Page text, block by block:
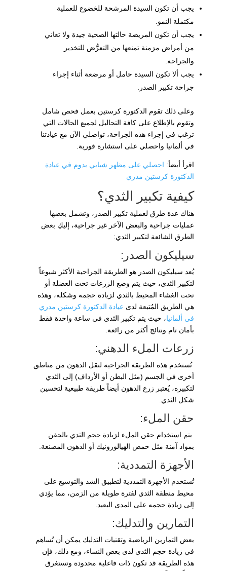
يجب أن تكون السيدة المرشحة للخضوع للعملية
مكتملة النمو.
يجب أن تكون المريضة حالتها الصحية جيدة ولا تعاني
من أمراض مزمنة تمنعها من التعرُّض للتخدير
والجراحة.
يجب ألا تكون السيدة حامل أو مرضعة أثناء إجراء
جراحة تكبير الصدر.
وعلى ذلك تقوم الدكتورة كرستين بعمل فحص شامل
وتقوم بالإطلاع على كافة التحاليل لجميع الحالات التي
ترغب في إجراء هذه الجراحة، تواصلي الآن مع عيادتنا
في ألمانيا واحصلي على استشارة فورية.
اقرأ أيضأ: احصلي على مظهر شبابي يدوم في عيادة
الدكتورة كرستين مدري
كيفية تكبير الثدي؟
هناك عدة طرق لعملية تكبير الصدر، وتشمل بعضها
عمليات جراحية والبعض الآخر غير جراحية، إليكِ بعض
الطرق الشائعة لتكبير الثدي:
سيليكون الصدر:
يُعد سيليكون الصدر هو الطريقة الجراحية الأكثر شيوعاً
لتكبير الثدي، حيث يتم وضع الزرعات تحت العضلة أو
تحت الغشاء المحيط بالثدي لزيادة حجمه وشكله، وهذه
هي الطريق المُتبعة لدى عيادة الدكتورة كرستين مدري
في ألمانيا، حيث يتم تكبير الثدي في ساعة واحدة فقط
بأمان تام ونتائج أكثر من رائعة.
زرعات الملء الدهني:
تُستخدم هذه الطريقة الجراحية لنقل الدهون من مناطق
أخرى في الجسم (مثل البطن أو الأرداف) إلى الثدي
لتكبيره، يُعتبر زرع الدهون أيضاً طريقة طبيعية لتحسين
شكل الثدي.
حقن الملء:
يتم استخدام حقن الملء لزيادة حجم الثدي بالحقن
بمواد آمنة مثل حمض الهيالورونيك أو الدهون المصنعة.
الأجهزة التمددية:
تُستخدم الأجهزة التمددية لتطبيق الشد والتوسيع على
محيط منطقة الثدي لفترة طويلة من الزمن، مما يؤدي
إلى زيادة حجمه على المدى البعيد.
التمارين والتدليك:
بعض التمارين الرياضية وتقنيات التدليك يمكن أن تُساهم
في زيادة حجم الثدي لدى بعض النساء، ومع ذلك، فإن
هذه الطريقة قد تكون ذات فاعلية محدودة وتستغرق